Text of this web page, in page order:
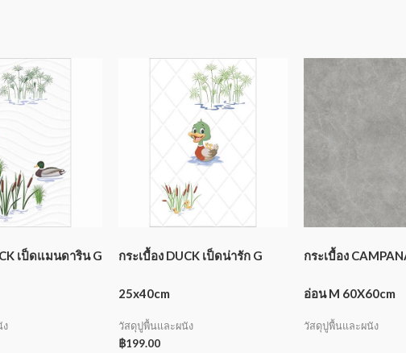
เป็ดแมนดาริน G กระเบื้อง DUCK เป็ดน่ารัก G
25x40cm
วัสดุปูพื้นและผนัง
฿199.00
กระเบื้อง
อ่อน M 60X60cm
วัสดุปูพื้นและผนัง